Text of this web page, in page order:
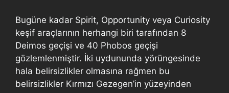
Bugüne kadar Spirit, Opportunity veya Curiosity
keşif araçlarının herhangi biri tarafından 8
Deimos geçişi ve 40 Phobos geçişi
gözlemlenmiştir. İki uydununda yörüngesinde
hala belirsizlikler olmasına rağmen bu
belirsizlikler Kırmızı Gezegen’in yüzeyinden